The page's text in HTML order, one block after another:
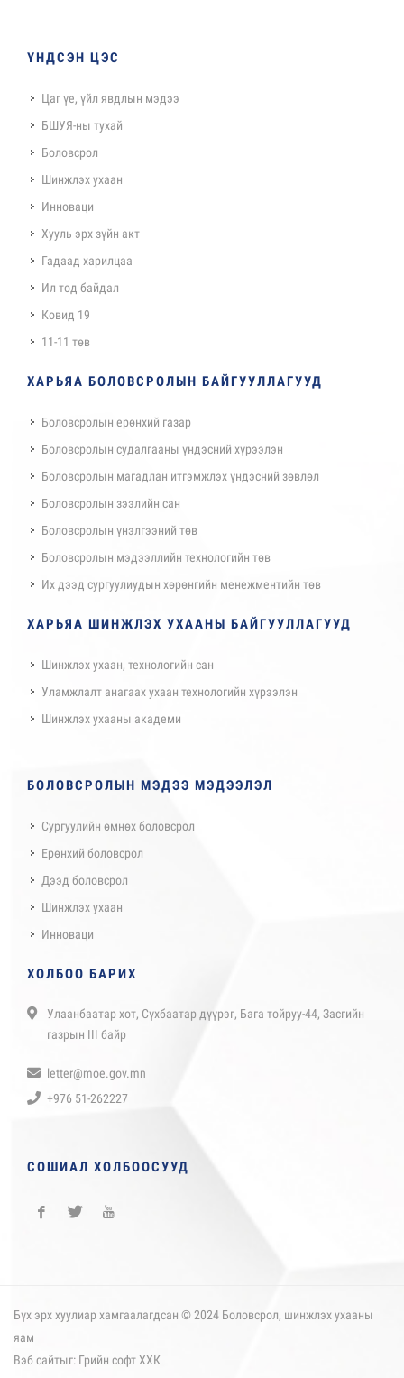
ҮНДСЭН ЦЭС
Цаг үе, үйл явдлын мэдээ
БШУЯ-ны тухай
Боловсрол
Шинжлэх ухаан
Инноваци
Хууль эрх зүйн акт
Гадаад харилцаа
Ил тод байдал
Ковид 19
11-11 төв
ХАРЬЯА БОЛОВСРОЛЫН БАЙГУУЛЛАГУУД
Боловсролын ерөнхий газар
Боловсролын судалгааны үндэсний хүрээлэн
Боловсролын магадлан итгэмжлэх үндэсний зөвлөл
Боловсролын зээлийн сан
Боловсролын үнэлгээний төв
Боловсролын мэдээллийн технологийн төв
Их дээд сургуулиудын хөрөнгийн менежментийн төв
ХАРЬЯА ШИНЖЛЭХ УХААНЫ БАЙГУУЛЛАГУУД
Шинжлэх ухаан, технологийн сан
Уламжлалт анагаах ухаан технологийн хүрээлэн
Шинжлэх ухааны академи
БОЛОВСРОЛЫН МЭДЭЭ МЭДЭЭЛЭЛ
Сургуулийн өмнөх боловсрол
Ерөнхий боловсрол
Дээд боловсрол
Шинжлэх ухаан
Инноваци
ХОЛБОО БАРИХ
Улаанбаатар хот, Сүхбаатар дүүрэг, Бага тойруу-44, Засгийн
газрын III байр
letter@moe.gov.mn
+976 51-262227
СОШИАЛ ХОЛБООСУУД
Бүх эрх хуулиар хамгаалагдсан © 2024 Боловсрол, шинжлэх ухааны
яам
Вэб сайтыг: Грийн софт ХХК